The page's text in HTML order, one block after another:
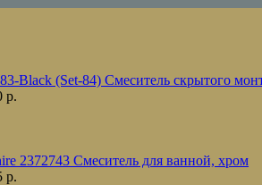
Black (Set-84) Смеситель скрытого
р.
2372743 Смеситель для ванной, хром
р.